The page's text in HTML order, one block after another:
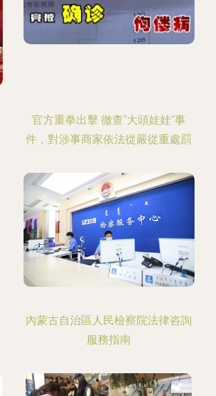
官方重拳出擊 徹查“大頭娃娃”事
件，對涉事商家依法從嚴從重處罰
內蒙古自治區人民檢察院法律咨詢
服務指南